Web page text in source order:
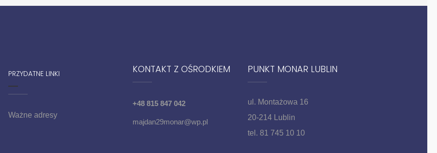
PRZYDATNE LINKI
Ważne adresy
KONTAKT Z OŚRODKIEM
+48 815 847 042
majdan29monar@wp.pl
PUNKT MONAR LUBLIN
ul. Montażowa 16
20-214 Lublin
tel. 81 745 10 10